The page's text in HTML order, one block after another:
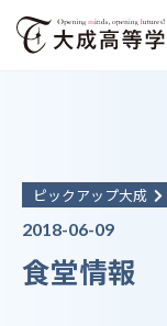
ピックアップ大成
2018-06-09
食堂情報